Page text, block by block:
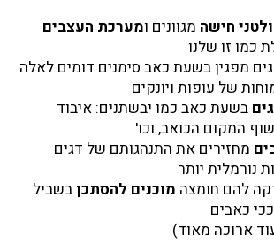
חישה מגוונים ומערכת העצבים
כמו זו שלנו
מפגין בשעת כאב סימנים דומים לאלה
של עופות ויונקים
בשעת כאב כמו יבשתנים: איבוד
המקום הכואב, וכו'
מחזירים את התנהגותם של דגים
נורמלית יותר
להם חומצה מוכנים להסתכן בשביל
כאבים
ארוכה מאוד)